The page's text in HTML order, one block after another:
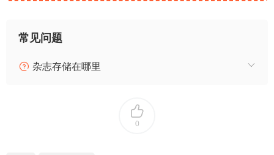
常见问题
杂志存储在哪里
0